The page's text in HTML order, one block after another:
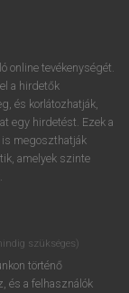
online tevékenységét.
a hirdetők
és korlátozhatják,
egy hirdetést. Ezek a
megoszthatják
amelyek szinte
szükséges)
történő
és a felhasználók